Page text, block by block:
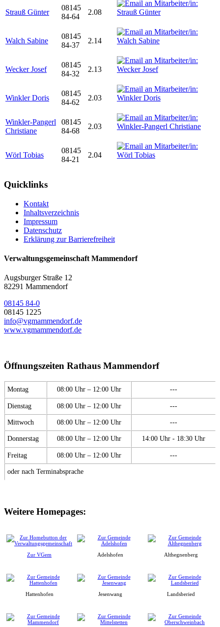
Strauß Günter
08145
84-64
2.08
Walch Sabine
08145
84-37
2.14
Wecker Josef
08145
84-32
2.13
Winkler Doris
08145
84-62
2.03
Winkler-Pangerl
Christiane
08145
84-68
2.03
Wörl Tobias
08145
84-21
2.04
Quicklinks
Kontakt
Inhaltsverzeichnis
Impressum
Datenschutz
Erklärung zur Barrierefreiheit
Verwaltungsgemeinschaft Mammendorf
Augsburger Straße 12
82291 Mammendorf
08145 84-0
08145 1225
info@vgmammendorf.de
www.vgmammendorf.de
Öffnungszeiten Rathaus Mammendorf
Montag 08:00 Uhr – 12:00 Uhr ---
Dienstag 08:00 Uhr – 12:00 Uhr ---
Mittwoch 08:00 Uhr – 12:00 Uhr ---
Donnerstag 08:00 Uhr – 12:00 Uhr 14:00 Uhr - 18:30 Uhr
Freitag 08:00 Uhr – 12:00 Uhr ---
oder nach Terminabsprache
Weitere Homepages:
Zur VGem Adelshofen Althegnenberg
Hattenhofen Jesenwang Landsberied